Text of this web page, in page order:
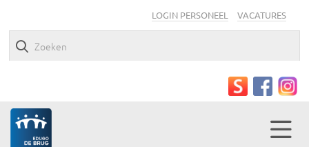
LOGIN PERSONEEL VACATURES